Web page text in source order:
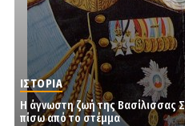
ΙΣΤΟΡΙΑ
Η άγνωστη ζωή της Βασίλισσας
πίσω από το στέμμα